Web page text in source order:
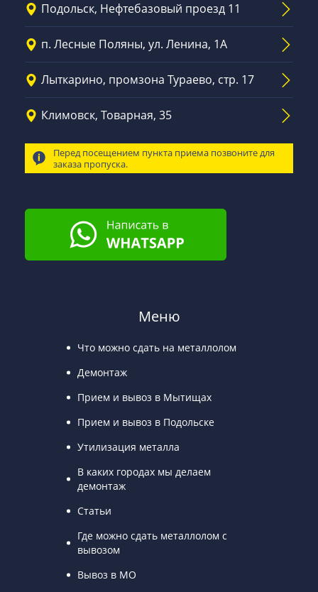
Подольск, Нефтебазовый проезд 11
п. Лесные Поляны, ул. Ленина, 1А
Лыткарино, промзона Тураево, стр. 17
Климовск, Товарная, 35
Перед посещением пункта приема позвоните для
заказа пропуска.
Меню
Что можно сдать на металлолом
Демонтаж
Прием и вывоз в Мытищах
Прием и вывоз в Подольске
Утилизация металла
В каких городах мы делаем
демонтаж
Статьи
Где можно сдать металлолом с
вывозом
Вывоз в МО